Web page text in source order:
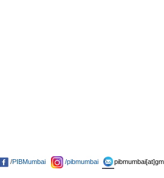
/PIBMumbai /pibmumbai